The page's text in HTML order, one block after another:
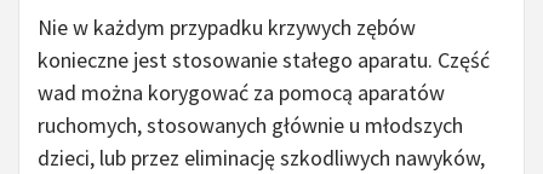
Nie w każdym przypadku krzywych zębów
konieczne jest stosowanie stałego aparatu. Część
wad można korygować za pomocą aparatów
ruchomych, stosowanych głównie u młodszych
dzieci, lub przez eliminację szkodliwych nawyków,